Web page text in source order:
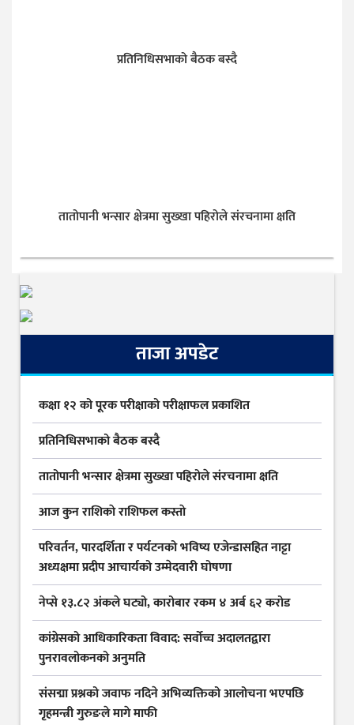
प्रतिनिधिसभाको बैठक बस्दै
तातोपानी भन्सार क्षेत्रमा सुख्खा पहिरोले संरचनामा क्षति
ताजा अपडेट
कक्षा १२ को पूरक परीक्षाको परीक्षाफल प्रकाशित
प्रतिनिधिसभाको बैठक बस्दै
तातोपानी भन्सार क्षेत्रमा सुख्खा पहिरोले संरचनामा क्षति
आज कुन राशिकाे राशिफल कस्ताे
परिवर्तन, पारदर्शिता र पर्यटनको भविष्य एजेन्डासहित नाट्टा
अध्यक्षमा प्रदीप आचार्यको उम्मेदवारी घोषणा
नेप्से १३.८२ अंकले घट्यो, कारोबार रकम ४ अर्ब ६२ करोड
कांग्रेसको आधिकारिकता विवाद: सर्वोच्च अदालतद्वारा
पुनरावलोकनको अनुमति
संसद्मा प्रश्नको जवाफ नदिने अभिव्यक्तिको आलोचना भएपछि
गृहमन्त्री गुरुङले मागे माफी